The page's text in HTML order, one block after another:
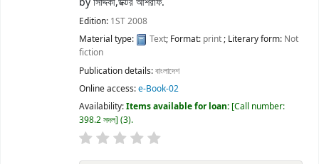
Edition: 1ST 2008
Material type:
Text; Format: print; Literary form: Not
fiction
Publication details:বাংলাদেশ
Online access:e-Book-02
Availability:Items available for loan: Call number:
398.2 সদল (3).